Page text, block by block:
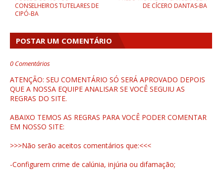
DE CÍCERO DANTAS-BA
CONSELHEIROS TUTELARES DE
CIPÓ-BA
POSTAR UM COMENTÁRIO
0 Comentários
ATENÇÃO: SEU COMENTÁRIO SÓ SERÁ APROVADO DEPOIS
QUE A NOSSA EQUIPE ANALISAR SE VOCÊ SEGUIU AS
REGRAS DO SITE.
ABAIXO TEMOS AS REGRAS PARA VOCÊ PODER COMENTAR
EM NOSSO SITE:
>>>Não serão aceitos comentários que:<<<
-Configurem crime de calúnia, injúria ou difamação;